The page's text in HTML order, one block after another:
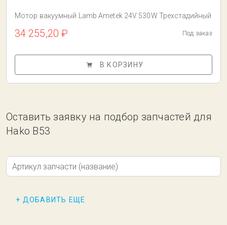
Мотор вакуумный Lamb Ametek 24V 530W Трехстадийный
34 255,20 ₽ Под заказ
В КОРЗИНУ
Оставить заявку на подбор запчастей для
Hako B53
Артикул запчасти (название)
+ ДОБАВИТЬ ЕЩЕ